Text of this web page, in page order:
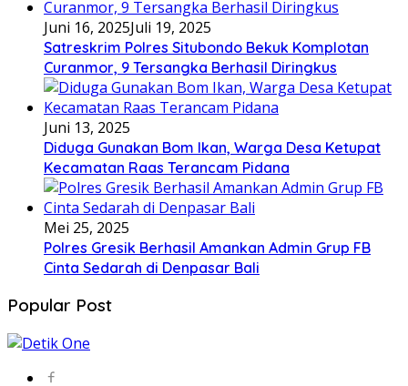
Juni 16, 2025Juli 19, 2025
Satreskrim Polres Situbondo Bekuk Komplotan
Curanmor, 9 Tersangka Berhasil Diringkus
Juni 13, 2025
Diduga Gunakan Bom Ikan, Warga Desa Ketupat
Kecamatan Raas Terancam Pidana
Mei 25, 2025
Polres Gresik Berhasil Amankan Admin Grup FB
Cinta Sedarah di Denpasar Bali
Popular Post